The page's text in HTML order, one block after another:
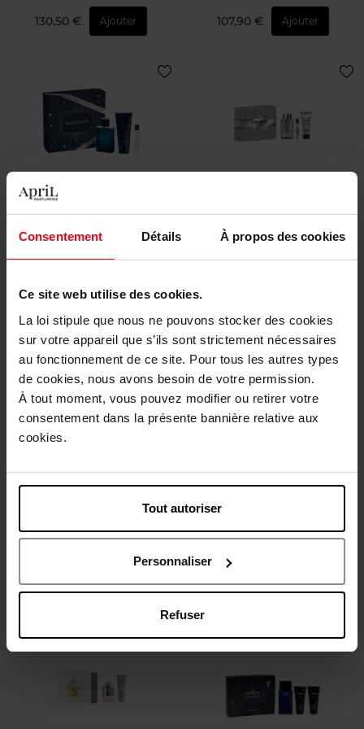
Consentement Détails À propos des cookies
Ce site web utilise des cookies.
La loi stipule que nous ne pouvons stocker des cookies
sur votre appareil que s’ils sont strictement nécessaires
au fonctionnement de ce site. Pour tous les autres types
de cookies, nous avons besoin de votre permission.
À tout moment, vous pouvez modifier ou retirer votre
consentement dans la présente bannière relative aux
cookies.
Tout autoriser
Personnaliser
Refuser
130,50 € Ajouter 107,90 € Ajouter
BOUCHERON
SINGULIER 100ML + TRAVEL
SPRAY 7.5ML + GEL DOUCHE
100ML
coffret
EXPLORER + TRAVEL SPRAY
+ GEL DOUCHE
coffret
JEAN PAUL GAULTIER
COFFRET CADEAU
SCANDAL POUR HOMME
EAU DE TOILETTE
137,90 € Ajouter
RABANNE
COFFRET CADEAU
PHANTOM EAU DE TOILETTE
132,90 € Ajouter